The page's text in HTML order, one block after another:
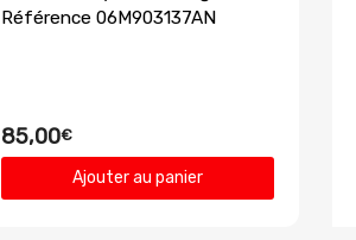
Référence 06M903137AN
85,00€
Ajouter au panier